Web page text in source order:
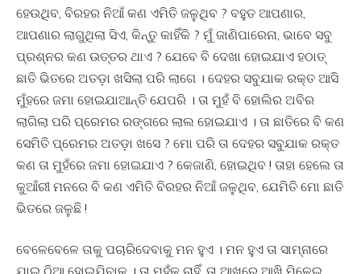
ହେଉଥିବ, ବିରହର ନିଆଁ କଣ ଏମିତି ଜଳୁଥିବ ? ବହୁତ ଆପଣାର,
ଆପଣାର ଲାଗୁଥିଲା ସିଏ, କିନ୍ତୁ କାହିଁକି ? ମୁଁ ଜାଣିପାରେନା, ଭାବେ ସବୁ
ପ୍ରଶ୍ନର କଣ ଉତ୍ତର ଥାଏ ? ଯେବେ ବି ଦେଖା ହୋଇଯାଏ ହଠାତ୍
ଛାତି ଭିତରେ ଅତଡ଼ା ଖସିଲା ପରି ଲାଗେ । ଦେହର ସବୁଯାକ ରକ୍ତ ଆସି
ମୁଁହରେ ଜମା ହୋଇଯାଆନ୍ତି ଯେପରି । ତା ମୁହଁ ବି ହୋଲିର ଅବିର
ଲାଗିଲା ପରି ପ୍ରେମର ରଙ୍ଗରେ ଲାଲ ହୋଇଯାଏ । ତା ଛାତିରେ ବି କଣ
ସେମିତି ପ୍ରେମର ଅତଡ଼ା ଖସେ ? ମୋ ପରି ତା ଦେହର ସବୁଯାକ ରକ୍ତ
କଣ ତା ମୁହଁରେ ଜମା ହୋଇଯାଏ ? କେଜାଣି, ହୋଇଥିବ ! ତାହା ହେଲେ ତା
କୁଆଁରୀ ମନରେ ବି କଣ ଏମିତି ବିରହର ନିଆଁ ଜଳୁଥିବ, ଯେମିତି ମୋ ଛାତି
ଭିତରେ ଜଳୁଛି !
ବେଳେବେଳେ ତାକୁ ପଚାରିଦେବାକୁ ମନ ହୁଏ । ମନ ହୁଏ ତା ସାମ୍ନାରେ
ଯାଇ ଠିଆ ହୋଇଯିବାକୁ । ତା ମୁହଁକୁ ଚାହିଁ, ତା ଆଖରେ ଆଖି ମିଳେଇ